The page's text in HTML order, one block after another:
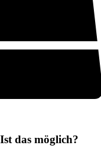
das möglich?